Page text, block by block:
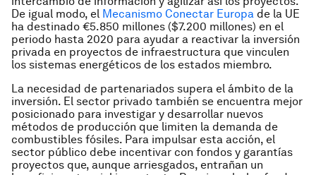
De igual modo, el Mecanismo Conectar Europa de la UE
ha destinado €5.850 millones ($7.200 millones) en el
periodo hasta 2020 para ayudar a reactivar la inversión
privada en proyectos de infraestructura que vinculen
los sistemas energéticos de los estados miembro.
La necesidad de partenariados supera el ámbito de la
inversión. El sector privado también se encuentra mejor
posicionado para investigar y desarrollar nuevos
métodos de producción que limiten la demanda de
combustibles fósiles. Para impulsar esta acción, el
sector público debe incentivar con fondos y garantías
proyectos que, aunque arriesgados, entrañan un